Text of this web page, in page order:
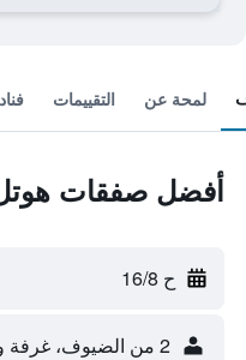
لمحة عن التقييمات
أفضل صفقات هوتل
ح 16/8
2 من الضيوف، غرفة واحدة